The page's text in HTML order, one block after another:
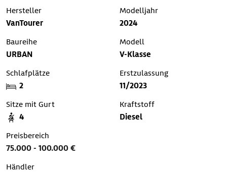
Hersteller
VanTourer
Modelljahr
2024
Baureihe
URBAN
Modell
V-Klasse
Schlafplätze
2
Erstzulassung
11/2023
Sitze mit Gurt
4
Kraftstoff
Diesel
Preisbereich
75.000 - 100.000 €
Händler